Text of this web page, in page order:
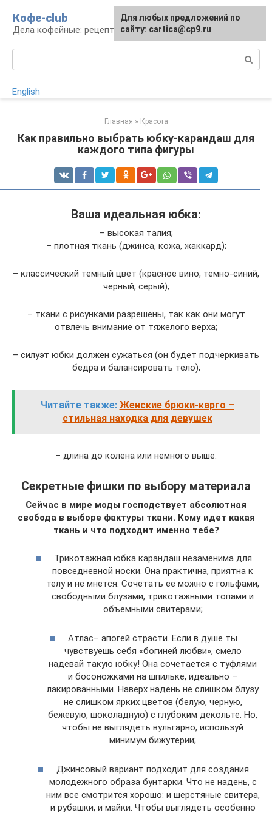
контенту
Кофе-club
Дела кофейные: рецепты и приготовление
English
Главная » Красота
Как правильно выбрать юбку-карандаш для
каждого типа фигуры
Ваша идеальная юбка:
– высокая талия;
– плотная ткань (джинса, кожа, жаккард);
– классический темный цвет (красное вино, темно-синий,
черный, серый);
– ткани с рисунками разрешены, так как они могут
отвлечь внимание от тяжелого верха;
– силуэт юбки должен сужаться (он будет подчеркивать
бедра и балансировать тело);
Читайте также: Женские брюки-карго –
стильная находка для девушек
– длина до колена или немного выше.
Секретные фишки по выбору материала
Сейчас в мире моды господствует абсолютная
свобода в выборе фактуры ткани. Кому идет какая
ткань и что подходит именно тебе?
Трикотажная юбка карандаш незаменима для
повседневной носки. Она практична, приятна к
телу и не мнется. Сочетать ее можно с гольфами,
свободными блузами, трикотажными топами и
объемными свитерами;
Атлас– апогей страсти. Если в душе ты
чувствуешь себя «богиней любви», смело
надевай такую юбку! Она сочетается с туфлями
и босоножками на шпильке, идеально –
лакированными. Наверх надень не слишком блузу
не слишком ярких цветов (белую, черную,
бежевую, шоколадную) с глубоким декольте. Но,
чтобы не выглядеть вульгарно, используй
минимум бижутерии;
Джинсовый вариант подходит для создания
молодежного образа бунтарки. Что не надень, с
ним все смотрится хорошо: и шерстяные свитера,
и рубашки, и майки. Чтобы выглядеть особенно
Для любых предложений по
сайту: cartica@cp9.ru